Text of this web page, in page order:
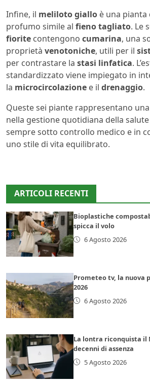
Infine, il meliloto giallo è una pianta
profumo simile al fieno tagliato. Le
fiorite contengono cumarina, una
proprietà venotoniche, utili per il
per contrastare la stasi linfatica.
standardizzato viene impiegato in
la microcircolazione e il drenaggio.
Queste sei piante rappresentano
nella gestione quotidiana della
sempre sotto controllo medico e in
uno stile di vita equilibrato.
ARTICOLI RECENTI
Bioplastiche
spicca il volo
6 Agosto 2026
Prometeo tv, la nuova
2026
6 Agosto 2026
La lontra riconquista il
decenni di assenza
5 Agosto 2026